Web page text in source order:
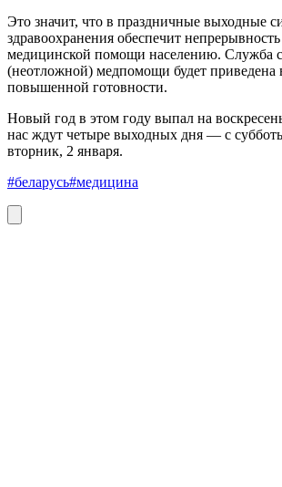
Это значит, что в праздничные выходные
здравоохранения обеспечит
медицинской помощи населению. Служба
(неотложной) медпомощи будет приведена
повышенной готовности.
Новый год в этом году выпал на
нас ждут четыре выходных дня — с
вторник, 2 января.
#беларусь#медицина